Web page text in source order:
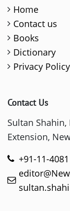
Home
Contact us
Books
Dictionary
Privacy Policy
Contact Us
Sultan Shahin,
Extension,
+91-11-